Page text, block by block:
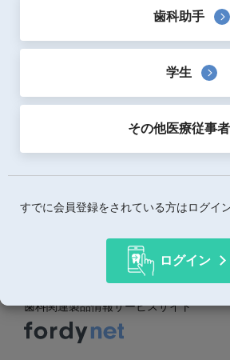
一覧へ戻る
歯科関連製品情報サービスサイト
歯科助手
学生
その他医療従事者
すでに会員登録をされている方はログイ
ログイン